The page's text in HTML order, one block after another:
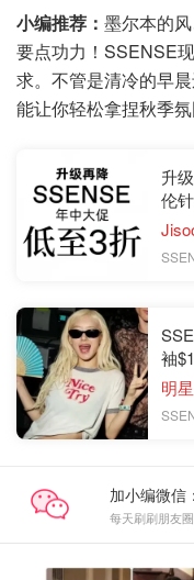
小编推荐： 墨尔本的
要点功力！SSENSE
求。不管是清冷的早
能让你轻松拿捏秋季氛
升
伦
袖
明
加小编微信：
每天刷刷朋友